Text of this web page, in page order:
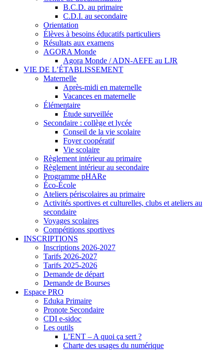
B.C.D. au primaire
C.D.I. au secondaire
Orientation
Élèves à besoins éducatifs particuliers
Résultats aux examens
AGORA Monde
Agora Monde / ADN-AEFE au LJR
VIE DE L’ÉTABLISSEMENT
Maternelle
Après-midi en maternelle
Vacances en maternelle
Élémentaire
Étude surveillée
Secondaire : collège et lycée
Conseil de la vie scolaire
Foyer coopératif
Vie scolaire
Règlement intérieur au primaire
Règlement intérieur au secondaire
Programme pHARe
Éco-École
Ateliers périscolaires au primaire
Activités sportives et culturelles, clubs et ateliers au
secondaire
Voyages scolaires
Compétitions sportives
INSCRIPTIONS
Inscriptions 2026-2027
Tarifs 2026-2027
Tarifs 2025-2026
Demande de départ
Demande de Bourses
Espace PRO
Eduka Primaire
Pronote Secondaire
CDI e-sidoc
Les outils
L’ENT – A quoi ça sert ?
Charte des usages du numérique